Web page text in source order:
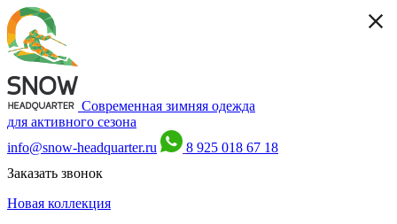
Современная зимняя одежда
для активного сезона
info@snow-headquarter.ru
8 925 018 67 18
Заказать звонок
Новая коллекция